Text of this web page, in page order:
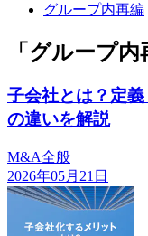
グループ内再編
「グループ
子会社とは？定
の違いを解説
M&A全般
2026年05月21日